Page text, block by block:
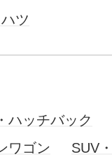
ツ
ハッチバック
ワゴン
SUV